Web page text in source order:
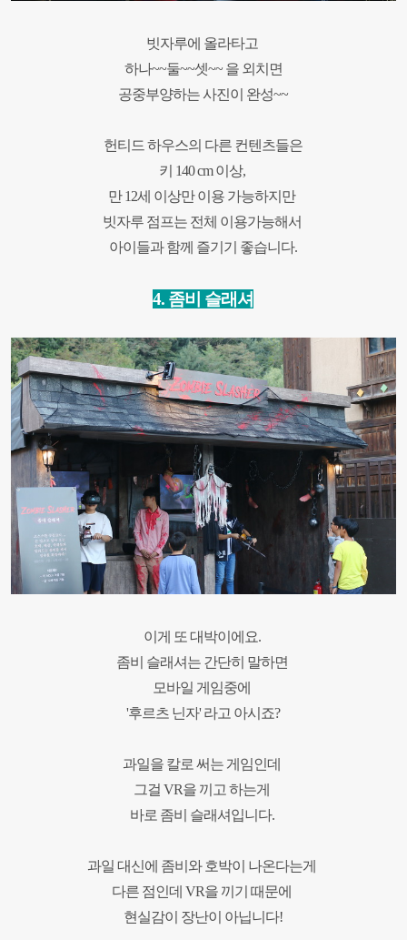
빗자루에 올라타고
하나~~둘~~셋~~ 을 외치면
공중부양하는 사진이 완성~~
헌티드 하우스의 다른 컨텐츠들은
키 140 cm 이상,
만 12세 이상만 이용 가능하지만
빗자루 점프는 전체 이용가능해서
아이들과 함께 즐기기 좋습니다.
4. 좀비 슬래셔
이게 또 대박이에요.
좀비 슬래셔는 간단히 말하면
모바일 게임중에
'후르츠 닌자'라고 아시죠?
과일을 칼로 써는 게임인데
그걸 VR을 끼고 하는게
바로 좀비 슬래셔입니다.
과일 대신에 좀비와 호박이 나온다는게
다른 점인데 VR을 끼기 때문에
현실감이 장난이 아닙니다!